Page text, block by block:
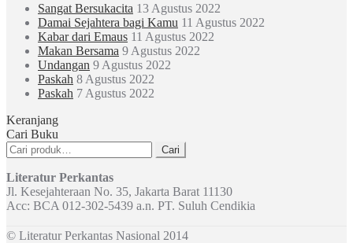
Sangat Bersukacita 13 Agustus 2022
Damai Sejahtera bagi Kamu 11 Agustus 2022
Kabar dari Emaus 11 Agustus 2022
Makan Bersama 9 Agustus 2022
Undangan 9 Agustus 2022
Paskah 8 Agustus 2022
Paskah 7 Agustus 2022
Keranjang
Cari Buku
Pencarian
untuk:
Cari
Literatur Perkantas
Jl. Kesejahteraan No. 35, Jakarta Barat 11130
Acc: BCA 012-302-5439 a.n. PT. Suluh Cendikia
© Literatur Perkantas Nasional 2014